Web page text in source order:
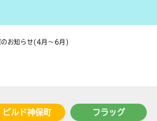
のお知らせ(4月～6月)
ビルド神保町 フラッグ